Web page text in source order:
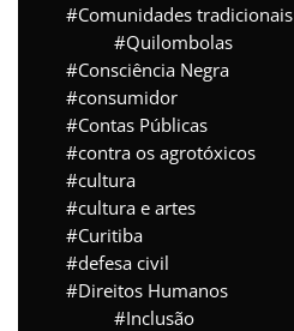
Comunidades tradicionais
Quilombolas
Consciência Negra
consumidor
Contas Públicas
contra os agrotóxicos
cultura
cultura e artes
Curitiba
defesa civil
Direitos Humanos
Inclusão